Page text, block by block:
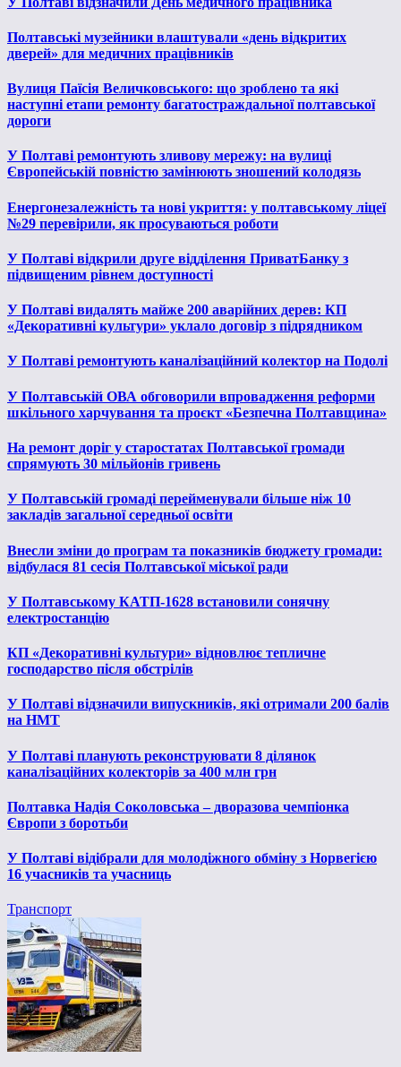
Полтавські музейники влаштували «день відкритих
дверей» для медичних працівників
Вулиця Паїсія Величковського: що зроблено та які
наступні етапи ремонту багатостраждальної полтавської
дороги
У Полтаві ремонтують зливову мережу: на вулиці
Європейській повністю замінюють зношений колодязь
Енергонезалежність та нові укриття: у полтавському ліцеї
№29 перевірили, як просуваються роботи
У Полтаві відкрили друге відділення ПриватБанку з
підвищеним рівнем доступності
У Полтаві видалять майже 200 аварійних дерев: КП
«Декоративні культури» уклало договір з підрядником
У Полтаві ремонтують каналізаційний колектор на Подолі
У Полтавській ОВА обговорили впровадження реформи
шкільного харчування та проєкт «Безпечна Полтавщина»
На ремонт доріг у старостатах Полтавської громади
спрямують 30 мільйонів гривень
У Полтавській громаді перейменували більше ніж 10
закладів загальної середньої освіти
Внесли зміни до програм та показників бюджету громади:
відбулася 81 сесія Полтавської міської ради
У Полтавському КАТП-1628 встановили сонячну
електростанцію
КП «Декоративні культури» відновлює тепличне
господарство після обстрілів
У Полтаві відзначили випускників, які отримали 200 балів
на НМТ
У Полтаві планують реконструювати 8 ділянок
каналізаційних колекторів за 400 млн грн
Полтавка Надія Соколовська – дворазова чемпіонка
Європи з боротьби
У Полтаві відібрали для молодіжного обміну з Норвегією
16 учасників та учасниць
Транспорт